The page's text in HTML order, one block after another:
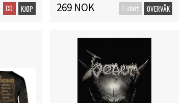
CD KJØP 269 NOK T-shirt OVERVÅK